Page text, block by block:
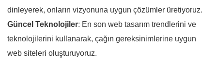
dinleyerek, onların vizyonuna uygun çözümler üretiyoruz.
Güncel Teknolojiler: En son web tasarım trendlerini ve
teknolojilerini kullanarak, çağın gereksinimlerine uygun
web siteleri oluşturuyoruz.